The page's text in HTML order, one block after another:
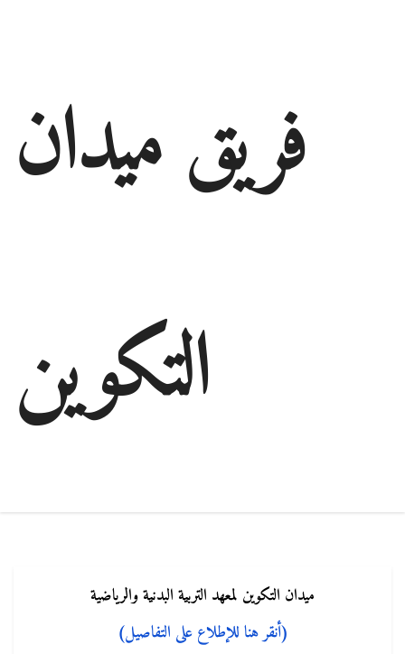
فريق ميدان
التكوين
ميدان التكوين لمعهد التربية البدنية والرياضية
(أنقر هنا للإطلاع على التفاصيل)